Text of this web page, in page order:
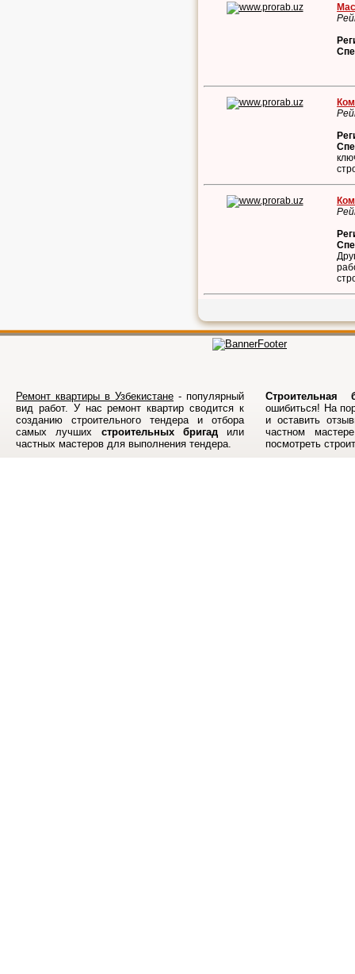
Ремонт квартиры в Узбекистане - популярный
вид работ. У нас ремонт квартир сводится к
созданию строительного тендера и отбора
самых лучших строительных бригадили
частных мастеров для выполнения тендера.
Строительная
ошибиться! На
и оставить
частном
посмотреть